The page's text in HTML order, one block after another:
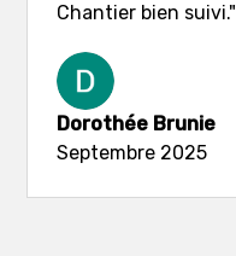
Chantier bien suivi."
Dorothée Brunie
Septembre 2025